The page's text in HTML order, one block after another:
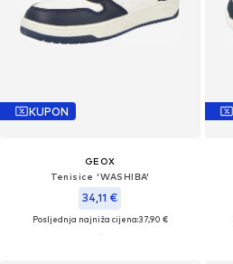
KUPON
GEOX
Tenisice 'WASHIBA'
34,11 €
Posljednja najniža cijena:37,90 €